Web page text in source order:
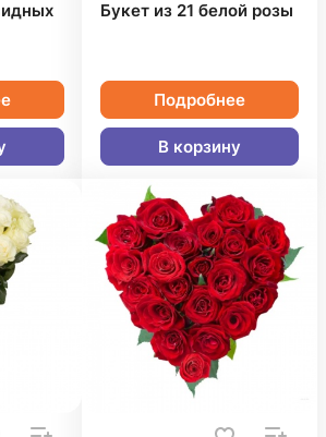
Букет из 21 белой розы
Подробнее
В корзину